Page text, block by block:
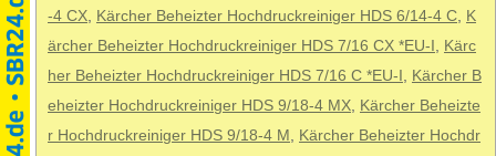
-4 CX, Kärcher Beheizter Hochdruckreiniger HDS 6/14-4 C, K
ärcher Beheizter Hochdruckreiniger HDS 7/16 CX *EU-I , Kärc
her Beheizter Hochdruckreiniger HDS 7/16 C *EU-I , Kärcher B
eheizter Hochdruckreiniger HDS 9/18-4 MX, Kärcher Beheizte
r Hochdruckreiniger HDS 9/18-4 M , Kärcher Beheizter Hochdr